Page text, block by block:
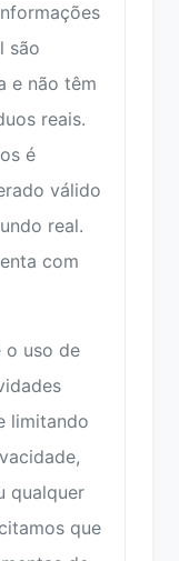
são
e não têm
reais.
é
válido
real.
com
o uso de
limitando
qualquer
que